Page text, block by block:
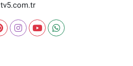
tv5.com.tr